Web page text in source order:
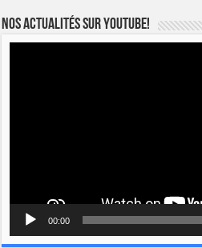
Nos actualités sur YOUTUBE!
00:00